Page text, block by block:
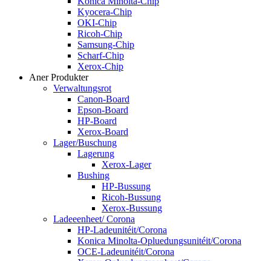
Kyocera-Chip
OKI-Chip
Ricoh-Chip
Samsung-Chip
Scharf-Chip
Xerox-Chip
Aner Produkter
Verwaltungsrot
Canon-Board
Epson-Board
HP-Board
Xerox-Board
Lager/Buschung
Lagerung
Xerox-Lager
Bushing
HP-Bussung
Ricoh-Bussung
Xerox-Bussung
Ladeeenheet/ Corona
HP-Ladeunitéit/Corona
Konica Minolta-Opluedungsunitéit/Corona
OCE-Ladeunitéit/Corona